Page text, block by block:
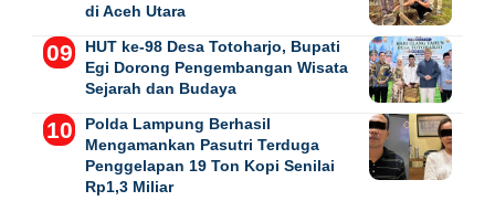
di Aceh Utara
HUT ke-98 Desa Totoharjo, Bupati
Egi Dorong Pengembangan Wisata
Sejarah dan Budaya
Polda Lampung Berhasil
Mengamankan Pasutri Terduga
Penggelapan 19 Ton Kopi Senilai
Rp1,3 Miliar